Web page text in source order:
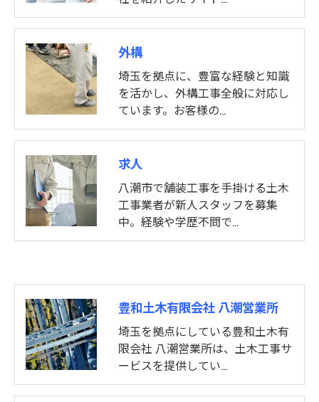
外構
埼玉を拠点に、豊富な経験と知識
を活かし、外構工事全般に対応し
ています。お客様の…
求人
八潮市で舗装工事を手掛ける土木
工事業者が新人スタッフを募集
中。経験や学歴不問で…
豊和土木有限会社 八潮営業所
埼玉を拠点にしている豊和土木有
限会社 八潮営業所は、土木工事サ
ービスを提供してい…